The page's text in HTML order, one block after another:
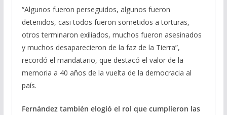
“Algunos fueron perseguidos, algunos fueron
detenidos, casi todos fueron sometidos a torturas,
otros terminaron exiliados, muchos fueron asesinados
y muchos desaparecieron de la faz de la Tierra”,
recordó el mandatario, que destacó el valor de la
memoria a 40 años de la vuelta de la democracia al
país.
Fernández también elogió el rol que cumplieron las